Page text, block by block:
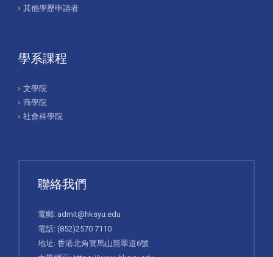
其他學歷申請者
學系課程
文學院
商學院
社會科學院
聯絡我們
電郵: admit@hksyu.edu
電話: (852)2570 7110
地址: 香港北角寳馬山慧翠道6號